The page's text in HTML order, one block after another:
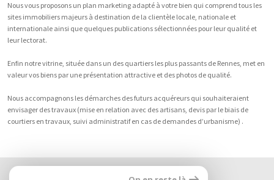
Nous vous proposons un plan marketing adapté à votre bien qui comprend tous les
sites immobiliers majeurs à destination de la clientèle locale, nationale et
internationale ainsi que quelques publications sélectionnées pour leur qualité et
leur lectorat.
Enfin notre vitrine, située dans un des quartiers les plus passants de Rennes, met en
valeur vos biens par une présentation attractive et des photos de qualité.
Nous accompagnons les démarches des futurs acquéreurs qui souhaiteraient
envisager des travaux (mise en relation avec des artisans, devis par le biais de
courtiers en travaux, suivi administratif en cas de demandes d’urbanisme) .
Nous